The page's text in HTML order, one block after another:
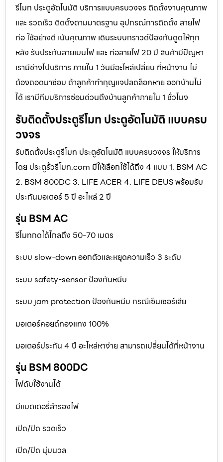
รีโมท ประตูอัตโนมัติ บริการแบบครบวงจร ติดตั้งงานคุณภาพ
และ รวดเร็ว ติดตั้งตามมาตรฐาน อุปกรณ์การติดตั้ง สายไฟ
ท่อ ใช้อย่างดี เน้นคุณภาพ เดินระบบกราวด์ป้องกันดูดให้ทุก
หลัง รับประกันสายเมนไฟ และ ท่อสายไฟ 20 ปี สินค้ามีปัญหา
เรามีช่างไปบริการ ภายใน 1 วันมีอะไหล่เปลี่ยน ที่หน้างาน ไม่
ต้องถอดมาซ่อม ถ้าลูกค้าทำกุญแจปลดล็อคหาย ออกบ้านไม่
ได้ เรามีทีมบริการซ่อมด่วนถึงบ้านลูกค้าภายใน 1 ชั่วโมง
รับติดตั้งประตูรีโมท ประตูอัตโนมัติ แบบครบ
วงจร
รับติดตั้งประตูรีโมท ประตูอัตโนมัติ แบบครบวงจร ให้บริการ
โดย ประตูรั้วรีโมท.com มีให้เลือกใช้ได้ถึง 4 แบบ 1. BSM AC
2. BSM 800DC 3. LIFE ACER 4. LIFE DEUS พร้อมรับ
ประกันมอเตอร์ 5 ปี อะไหล่ 2 ปี
รุ่น BSM AC
รีโมทกดได้ไกลถึง 50-70 เมตร
ระบบ slow-down ออกตัวและหยุดความเร็ว 3 ระดับ
ระบบ safety-sensor ป้องกันหนีบ
ระบบ jam protection ป้องกันหนีบ กรณีเซ็นเซอร์เสีย
มอเตอร์คอยด์ทองแทง 100%
มอเตอร์ประกัน 4 ปี อะไหล่หาง่าย สามารถเปลี่ยนได้ที่หน้างาน
รุ่น BSM 800DC
ไฟดับใช้งานได้
มีแบตเตอรี่สำรองไฟ
เปิด/ปิด รวดเร็ว
เปิด/ปิด นุ่มนวล